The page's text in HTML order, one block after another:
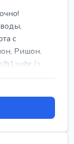
с
Ришон.
h1><br />